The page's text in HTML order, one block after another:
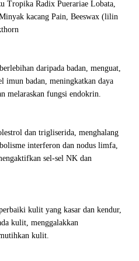
Tropika Radix Puerariae Lobata,
kacang Pain, Beeswax (lilin
daripada badan, menguat,
imun badan, meningkatkan daya
melaraskan fungsi endokrin.
dan trigliserida, menghalang
interferon dan nodus limfa,
sel-sel NK dan
kulit yang kasar dan kendur,
kulit, menggalakkan
kulit.